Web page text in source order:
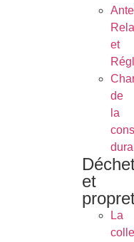
et
de
la
et
La